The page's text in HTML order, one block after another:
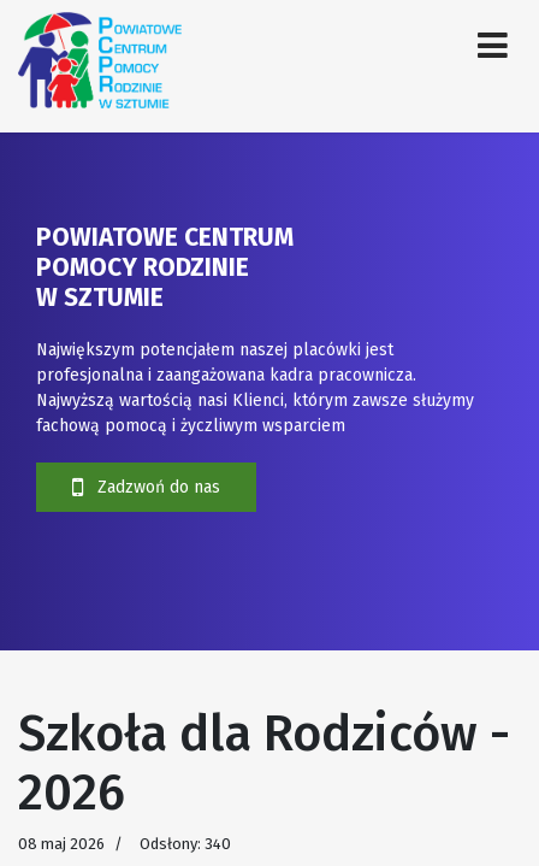
POWIATOWE CENTRUM
POMOCY RODZINIE
W SZTUMIE
Największym potencjałem naszej placówki jest
profesjonalna i zaangażowana kadra pracownicza.
Najwyższą wartością nasi Klienci, którym zawsze służymy
fachową pomocą i życzliwym wsparciem
Zadzwoń do nas
Szkoła dla Rodziców -
2026
08 maj 2026 Odsłony: 340